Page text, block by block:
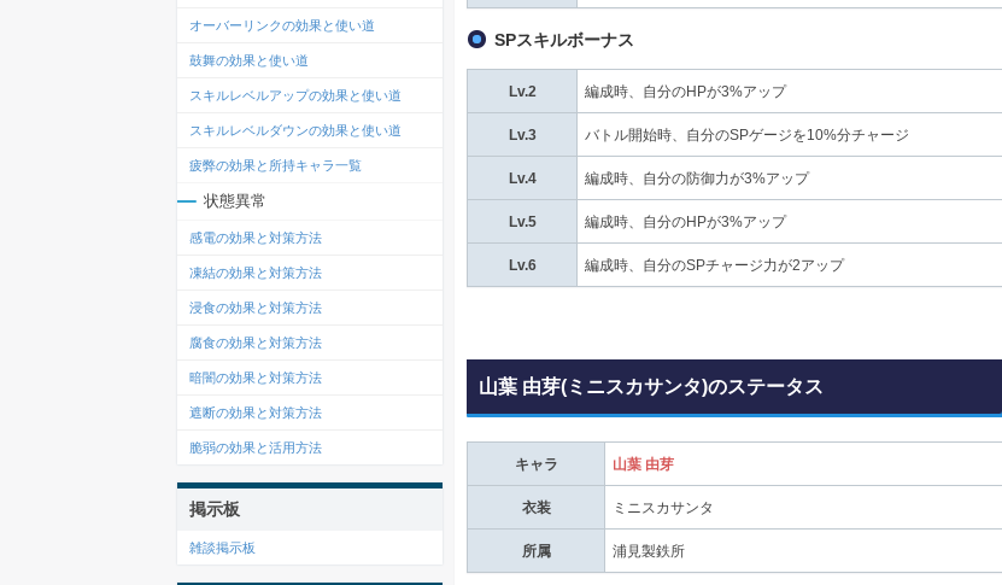
SPスキルボーナス
Lv.2 編成時、自分のHPが3%アップ
Lv.3 バトル開始時、自分のSPゲージを10%分チャージ
Lv.4 編成時、自分の防御力が3%アップ
Lv.5 編成時、自分のHPが3%アップ
Lv.6 編成時、自分のSPチャージ力が2アップ
山葉 由芽(ミニスカサンタ)のステータス
キャラ 山葉 由芽
衣装 ミニスカサンタ
所属 浦見製鉄所
オーバーリンクの効果と使い道
鼓舞の効果と使い道
スキルレベルアップの効果と使い道
スキルレベルダウンの効果と使い道
疲弊の効果と所持キャラ一覧
状態異常
感電の効果と対策方法
凍結の効果と対策方法
浸食の効果と対策方法
腐食の効果と対策方法
暗闇の効果と対策方法
遮断の効果と対策方法
脆弱の効果と活用方法
掲示板
雑談掲示板